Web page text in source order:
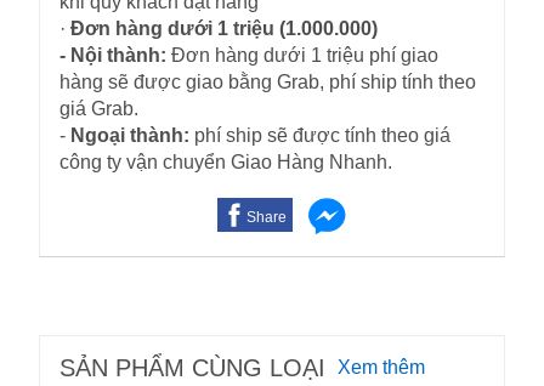
· Đơn hàng dưới 1 triệu (1.000.000)
- Nội thành: Đơn hàng dưới 1 triệu phí giao
hàng sẽ được giao bằng Grab, phí ship tính theo
giá Grab.
- Ngoại thành: phí ship sẽ được tính theo giá
công ty vận chuyển Giao Hàng Nhanh.
Share
SẢN PHẨM CÙNG LOẠI Xem thêm